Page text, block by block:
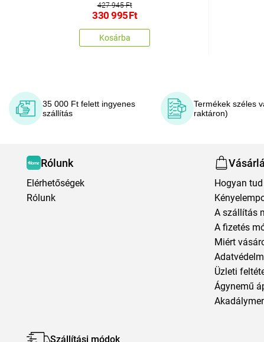
427 945 Ft
330 995Ft
Kosárba
35 000 Ft felett ingyenes
szállítás
Termékek széles
raktáron)
Rólunk
Elérhetőségek
Rólunk
Hogyan
A szállítás
A fizetés
Miért
Üzleti
Ágynemű
Szállítási módok